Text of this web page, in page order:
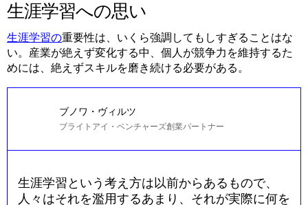
生涯学習への思い
生涯学習の重要性は、いくら強調してもしすぎることはな
い。産業が絶えず変化する中、個人が競争力を維持するた
めには、絶えずスキルを磨き続ける必要がある。
ブノワ・ヴィルツ
ブライトアイ・ベンチャーズ創業パートナー
生涯学習という考え方は以前からあるもので、
人々はそれを濫用するあまり、それが実際に何を